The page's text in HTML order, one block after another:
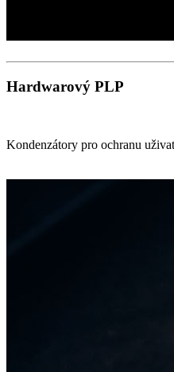
Hardwarový PLP
Kondenzátory pro ochranu